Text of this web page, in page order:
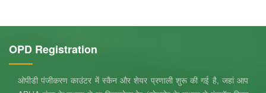
OPD Registration
ओपीडी पंजीकरण काउंटर में स्कैन और शेयर प्रणाली शुरू की गई है, जहां आप